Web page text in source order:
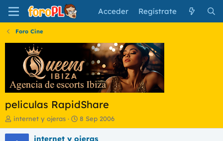
Acceder Regístrate
Foro Cine
peliculas RapidShare
I
n
i
internet y ojeras
F
e
c
8 Sep 2006
internet y ojeras